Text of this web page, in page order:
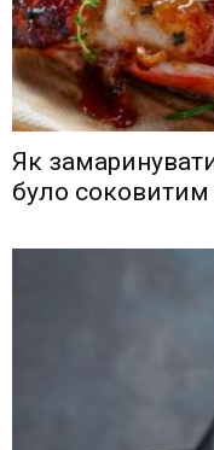
Як
було соковитим